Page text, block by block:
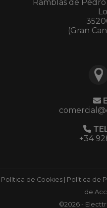
Ramblas de
(Gran
+34
Política de Cookies Política de
de
©2026 -